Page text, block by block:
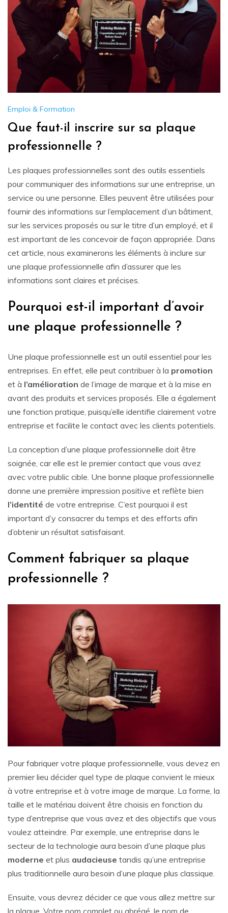
Emploi & Formation
Que faut-il inscrire sur sa plaque
professionnelle ?
Les plaques professionnelles sont des outils essentiels
pour communiquer des informations sur une entreprise, un
service ou une personne. Elles peuvent être utilisées pour
fournir des informations sur l’emplacement d’un bâtiment,
sur les services proposés ou sur le titre d’un employé, et il
est important de les concevoir de façon appropriée. Dans
cet article, nous examinerons les éléments à inclure sur
une plaque professionnelle afin d’assurer que les
informations sont claires et précises.
Pourquoi est-il important d’avoir
une plaque professionnelle ?
Une plaque professionnelle est un outil essentiel pour les
entreprises. En effet, elle peut contribuer à la promotion
et à l’amélioration de l’image de marque et à la mise en
avant des produits et services proposés. Elle a également
une fonction pratique, puisqu’elle identifie clairement votre
entreprise et facilite le contact avec les clients potentiels.
La conception d’une plaque professionnelle doit être
soignée, car elle est le premier contact que vous avez
avec votre public cible. Une bonne plaque professionnelle
donne une première impression positive et reflète bien
l’identité de votre entreprise. C’est pourquoi il est
important d’y consacrer du temps et des efforts afin
d’obtenir un résultat satisfaisant.
Comment fabriquer sa plaque
professionnelle ?
Pour fabriquer votre plaque professionnelle, vous devez en
premier lieu décider quel type de plaque convient le mieux
à votre entreprise et à votre image de marque. La forme, la
taille et le matériau doivent être choisis en fonction du
type d’entreprise que vous avez et des objectifs que vous
voulez atteindre. Par exemple, une entreprise dans le
secteur de la technologie aura besoin d’une plaque plus
moderne et plus audacieuse tandis qu’une entreprise
plus traditionnelle aura besoin d’une plaque plus classique.
Ensuite, vous devrez décider ce que vous allez mettre sur
la plaque. Votre nom complet ou abrégé, le nom de